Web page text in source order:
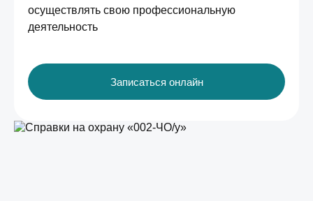
осуществлять свою профессиональную
деятельность
Записаться онлайн